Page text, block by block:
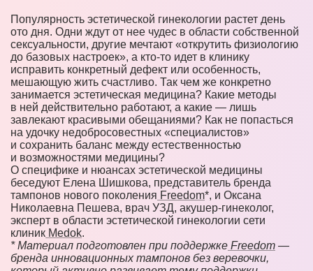
Популярность эстетической гинекологии растет день
ото дня. Одни ждут от нее чудес в области собственной
сексуальности, другие мечтают «открутить физиологию
до базовых настроек», а кто-то идет в клинику
исправить конкретный дефект или особенность,
мешающую жить счастливо. Так чем же конкретно
занимается эстетическая медицина? Какие методы
в ней действительно работают, а какие — лишь
завлекают красивыми обещаниями? Как не попасться
на удочку недобросовестных «специалистов»
и сохранить баланс между естественностью
и возможностями медицины?
О специфике и нюансах эстетической медицины
беседуют Елена Шишкова, представитель бренда
тампонов нового поколения Freedom*, и Оксана
Николаевна Пешева, врач УЗД, акушер-гинеколог,
эксперт в области эстетической гинекологии сети
клиник Medok.
* Материал подготовлен при поддержке Freedom —
бренда инновационных тампонов без веревочки,